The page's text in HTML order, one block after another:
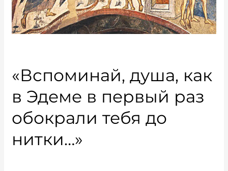
«Вспоминай, душа, как
в Эдеме в первый раз
обокрали тебя до
нитки…»